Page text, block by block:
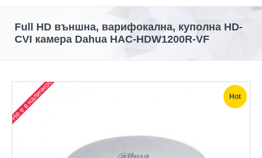
Full HD външна, варифокална, куполна HD-
CVI камера Dahua HAC-HDW1200R-VF
Hot
Не е в наличност